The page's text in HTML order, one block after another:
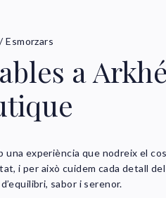
/Esmorzars
a
una experiència que nodreix el
i per això cuidem cada detall
sabor i serenor.